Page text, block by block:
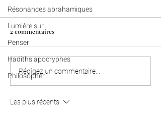
Résonances abrahamiques
Lumière sur...
Penser
Hadiths apocryphes
PhilosopherRécits célestes (n°95) - Une
empreinte qui dépasse la
2 commentaires
Rédigez un commentaire...
Les plus récents